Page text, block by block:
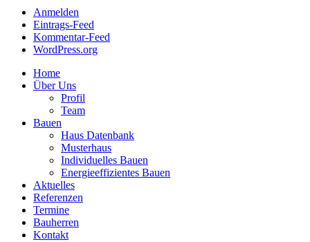
Anmelden
Eintrags-Feed
Kommentar-Feed
WordPress.org
Home
Über Uns
Profil
Team
Bauen
Haus Datenbank
Musterhaus
Individuelles Bauen
Energieeffizientes Bauen
Aktuelles
Referenzen
Termine
Bauherren
Kontakt